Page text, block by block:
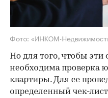
Фото: «ИНКОМ-
Но для того, чтобы эти
необходима проверка
квартиры. Для ее
определенный чек-